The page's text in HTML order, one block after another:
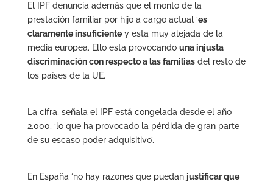
El IPF denuncia además que el monto de la
prestación familiar por hijo a cargo actual ‘es
claramente insuficientey esta muy alejada de la
media europea. Ello esta provocando una injusta
discriminación con respecto a las familiasdel resto de
los países de la UE.
La cifra, señala el IPF está congelada desde el año
2.000, ‘lo que ha provocado la pérdida de gran parte
de su escaso poder adquisitivo’.
En España ‘no hay razones que puedan justificar que